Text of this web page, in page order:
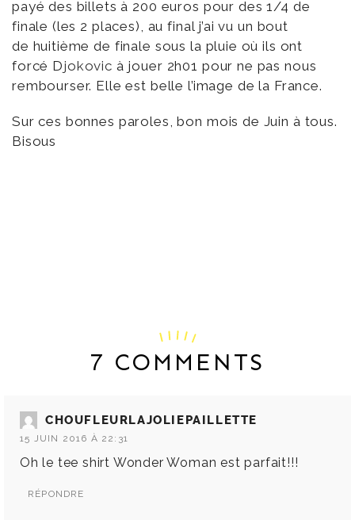
payé des billets à 200 euros pour des 1/4 de
finale (les 2 places), au final j’ai vu un bout
de huitième de finale sous la pluie où ils ont
forcé Djokovic à jouer 2h01 pour ne pas nous
rembourser. Elle est belle l’image de la France.
Sur ces bonnes paroles, bon mois de Juin à tous.
Bisous
7 COMMENTS
CHOUFLEURLAJOLIEPAILLETTE
15 JUIN 2016 À 22:31
Oh le tee shirt Wonder Woman est parfait!!!
RÉPONDRE